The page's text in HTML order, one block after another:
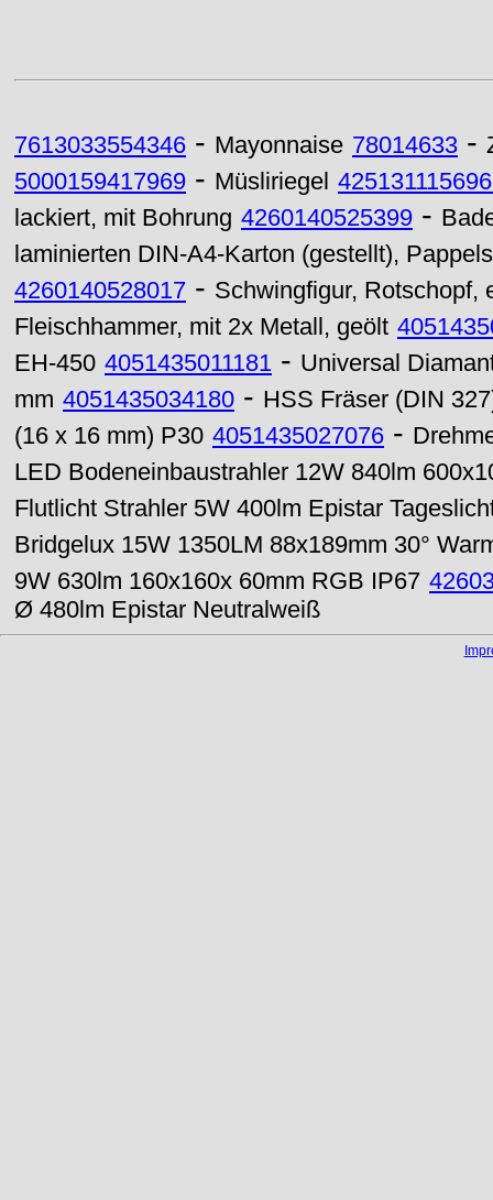
7613033554346 - Mayonnaise 78014633 -
5000159417969 - Müsliriegel
lackiert, mit Bohrung 4260140525399 -
laminierten DIN-A4-Karton (gestellt),
4260140528017 - Schwingfigur, Rotschopf,
Fleischhammer, mit 2x Metall, geölt
EH-450 4051435011181 - Universal
mm 4051435034180 - HSS Fräser (DIN
(16 x 16 mm) P30 4051435027076 -
LED Bodeneinbaustrahler 12W 840lm
Flutlicht Strahler 5W 400lm Epistar
Bridgelux 15W 1350LM 88x189mm 30°
9W 630lm 160x160x 60mm RGB IP67
Ø 480lm Epistar Neutralweiß